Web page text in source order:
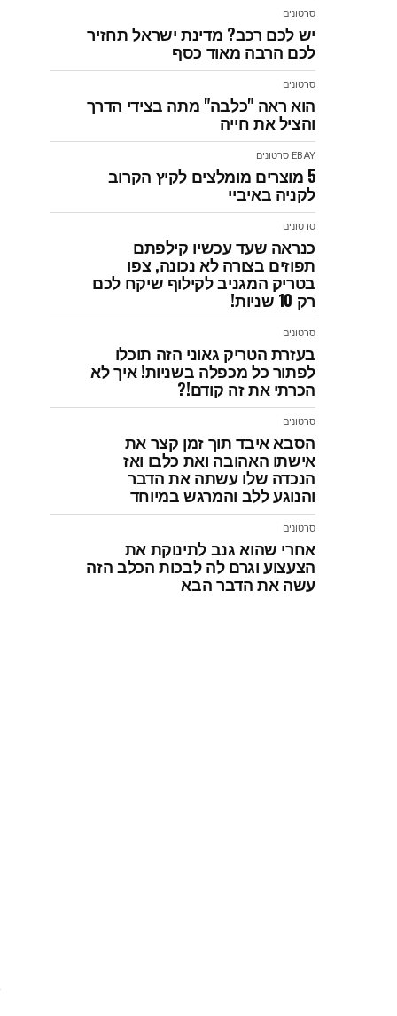
סרטונים
יש לכם רכב? מדינת ישראל תחזיר
לכם הרבה מאוד כסף
סרטונים
הוא ראה "כלבה" מתה בצידי הדרך
והציל את חייה
EBAY סרטונים
5 מוצרים מומלצים לקיץ הקרוב
לקניה באיביי
סרטונים
כנראה שעד עכשיו קילפתם
תפוזים בצורה לא נכונה, צפו
בטריק המגניב לקילוף שיקח לכם
רק 10 שניות!
סרטונים
בעזרת הטריק גאוני הזה תוכלו
לפתור כל מכפלה בשניות! איך לא
הכרתי את זה קודם!?
סרטונים
הסבא איבד תוך זמן קצר את
אישתו האהובה ואת כלבו ואז
הנכדה שלו עשתה את הדבר
והנוגע ללב והמרגש במיוחד
סרטונים
אחרי שהוא גנב לתינוקת את
הצעצוע וגרם לה לבכות הכלב הזה
עשה את הדבר הבא